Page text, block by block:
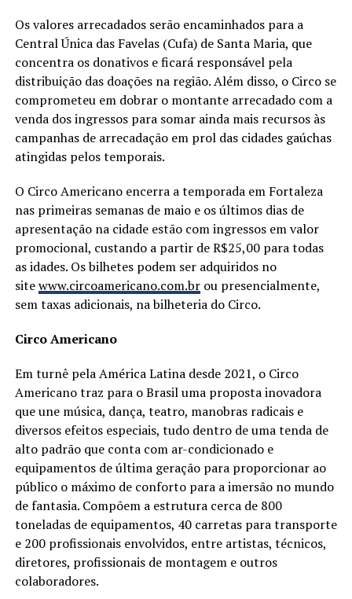
Os valores arrecadados serão encaminhados para a
Central Única das Favelas (Cufa) de Santa Maria, que
concentra os donativos e ficará responsável pela
distribuição das doações na região. Além disso, o Circo se
comprometeu em dobrar o montante arrecadado com a
venda dos ingressos para somar ainda mais recursos às
campanhas de arrecadação em prol das cidades gaúchas
atingidas pelos temporais.
O Circo Americano encerra a temporada em Fortaleza
nas primeiras semanas de maio e os últimos dias de
apresentação na cidade estão com ingressos em valor
promocional, custando a partir de R$25,00 para todas
as idades. Os bilhetes podem ser adquiridos no
sitewww.circoamericano.com.brou presencialmente,
sem taxas adicionais, na bilheteria do Circo.
Circo Americano
Em turnê pela América Latina desde 2021, o Circo
Americano traz para o Brasil uma proposta inovadora
que une música, dança, teatro, manobras radicais e
diversos efeitos especiais, tudo dentro de uma tenda de
alto padrão que conta com ar-condicionado e
equipamentos de última geração para proporcionar ao
público o máximo de conforto para a imersão no mundo
de fantasia. Compõem a estrutura cerca de 800
toneladas de equipamentos, 40 carretas para transporte
e 200 profissionais envolvidos, entre artistas, técnicos,
diretores, profissionais de montagem e outros
colaboradores.